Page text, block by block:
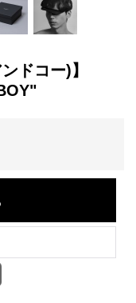
ドコー)】